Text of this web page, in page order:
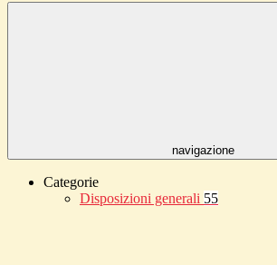
navigazione
Categorie
Disposizioni generali 55